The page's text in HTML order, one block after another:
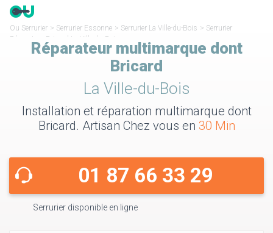
Ou Serrurier > Serrurier Essonne > Serrurier La Ville-du-Bois > Serrurier
Réparateur Bricard La Ville-du-Bois
Réparateur multimarque dont
Bricard
La Ville-du-Bois
Installation et réparation multimarque dont
Bricard. Artisan Chez vous en 30 Min
01 87 66 33 29
Serrurier disponible en ligne